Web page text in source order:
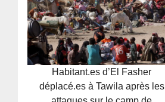
Habitant.es d’El Fasher
déplacé.es à Tawila après les